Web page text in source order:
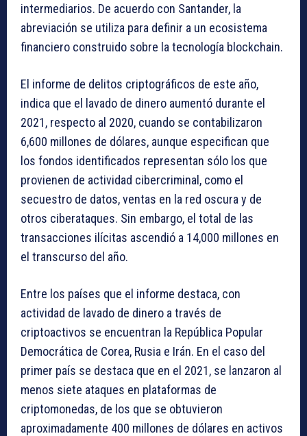
intermediarios. De acuerdo con Santander, la
abreviación se utiliza para definir a un ecosistema
financiero construido sobre la tecnología blockchain.
El informe de delitos criptográficos de este año,
indica que el lavado de dinero aumentó durante el
2021, respecto al 2020, cuando se contabilizaron
6,600 millones de dólares, aunque especifican que
los fondos identificados representan sólo los que
provienen de actividad cibercriminal, como el
secuestro de datos, ventas en la red oscura y de
otros ciberataques. Sin embargo, el total de las
transacciones ilícitas ascendió a 14,000 millones en
el transcurso del año.
Entre los países que el informe destaca, con
actividad de lavado de dinero a través de
criptoactivos se encuentran la República Popular
Democrática de Corea, Rusia e Irán. En el caso del
primer país se destaca que en el 2021, se lanzaron al
menos siete ataques en plataformas de
criptomonedas, de los que se obtuvieron
aproximadamente 400 millones de dólares en activos